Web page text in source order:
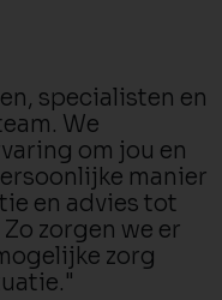
specialisten en
We
om jou en
manier
en advies tot
zorgen we er
zorg